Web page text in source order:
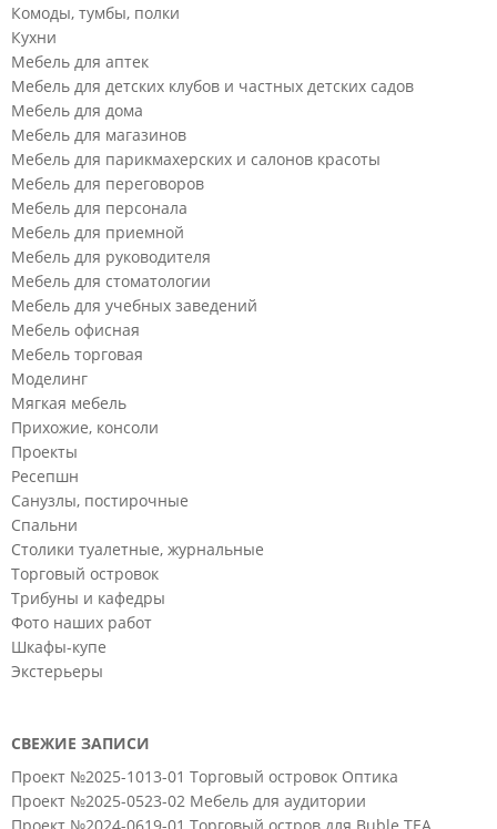
Комоды, тумбы, полки
Кухни
Мебель для аптек
Мебель для детских клубов и частных детских садов
Мебель для дома
Мебель для магазинов
Мебель для парикмахерских и салонов красоты
Мебель для переговоров
Мебель для персонала
Мебель для приемной
Мебель для руководителя
Мебель для стоматологии
Мебель для учебных заведений
Мебель офисная
Мебель торговая
Моделинг
Мягкая мебель
Прихожие, консоли
Проекты
Ресепшн
Санузлы, постирочные
Спальни
Столики туалетные, журнальные
Торговый островок
Трибуны и кафедры
Фото наших работ
Шкафы-купе
Экстерьеры
СВЕЖИЕ ЗАПИСИ
Проект №2025-1013-01 Торговый островок Оптика
Проект №2025-0523-02 Мебель для аудитории
Проект №2024-0619-01 Торговый остров для Buble TEA